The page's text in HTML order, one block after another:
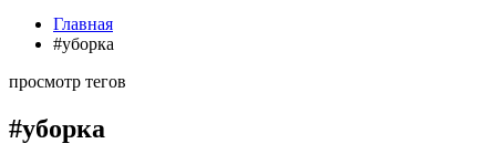
Главная
#уборка
просмотр тегов
#уборка